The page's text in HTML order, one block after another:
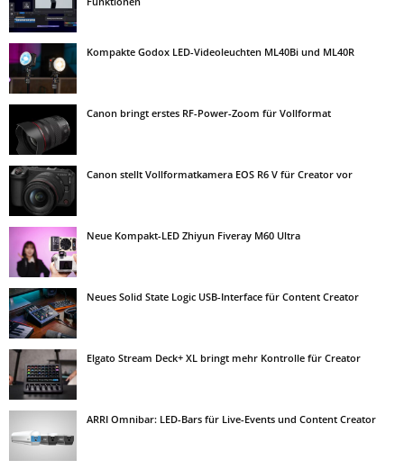
Kompakte Godox LED-Videoleuchten ML40Bi und ML40R
Canon bringt erstes RF-Power-Zoom für Vollformat
Canon stellt Vollformatkamera EOS R6 V für Creator vor
Neue Kompakt-LED Zhiyun Fiveray M60 Ultra
Neues Solid State Logic USB-Interface für Content Creator
Elgato Stream Deck+ XL bringt mehr Kontrolle für Creator
ARRI Omnibar: LED-Bars für Live-Events und Content Creator